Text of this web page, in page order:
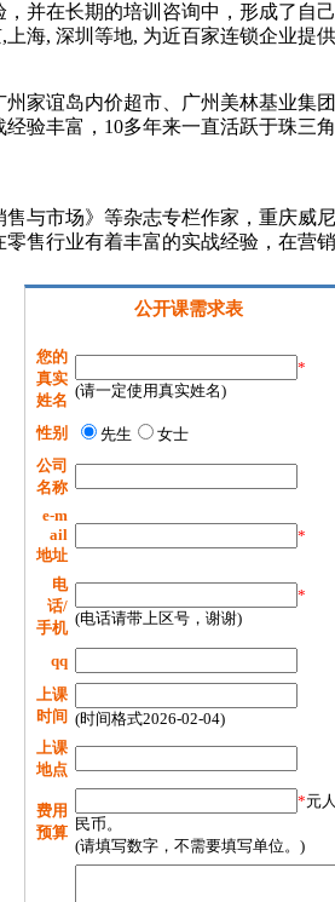
并在长期的培训咨询中，形成了自
海, 深圳等地, 为近百家连锁企业提
家谊岛内价超市、广州美林基业
验丰富，10多年来一直活跃于珠
与市场》等杂志专栏作家，重庆
售行业有着丰富的实战经验，在营
公开课需求表
您的
真实
姓名
*
(请一定使用真实姓名)
性别 先生
女士
公司
名称
e-m
ail
地址
*
电
话/
手机
*
(电话请带上区号，谢谢)
qq
上课
时间 (时间格式2026-02-04)
上课
地点
费用
预算
*元人
民币。
(请填写数字，不需要填写单位。)